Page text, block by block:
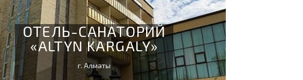
ОТЕЛЬ-САНАТОРИЙ
«ALTYN KARGALY»
г. Алматы